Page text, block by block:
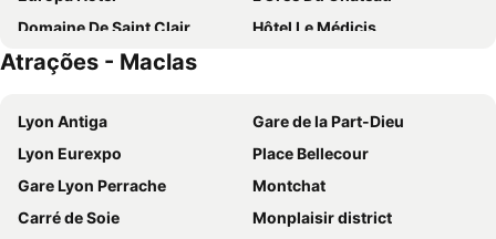
Domaine De Saint Clair
Hôtel Le Médicis
La Verdine
Atrações - Maclas
Lyon Antiga
Gare de la Part-Dieu
Lyon Eurexpo
Place Bellecour
Gare Lyon Perrache
Montchat
Carré de Soie
Monplaisir district